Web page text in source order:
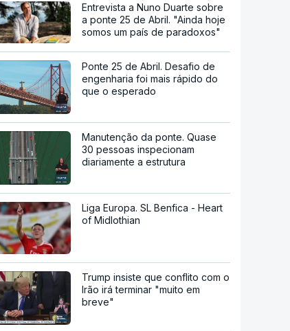
Entrevista a Nuno Duarte sobre
a ponte 25 de Abril. "Ainda hoje
somos um país de paradoxos"
Ponte 25 de Abril. Desafio de
engenharia foi mais rápido do
que o esperado
Manutenção da ponte. Quase
30 pessoas inspecionam
diariamente a estrutura
Liga Europa. SL Benfica - Heart
of Midlothian
Trump insiste que conflito com o
Irão irá terminar "muito em
breve"